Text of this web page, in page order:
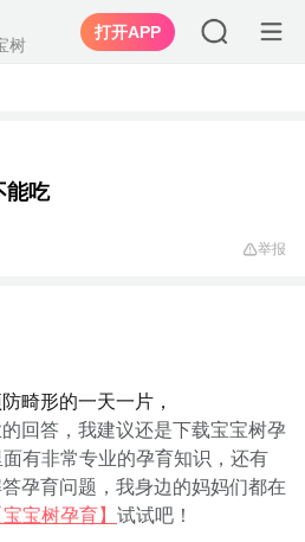
树
打开APP
能吃
举报
畸形的一天一片，
回答，我建议还是下载宝宝树孕
有非常专业的孕育知识，还有
孕育问题，我身边的妈妈们都在
宝树孕育】 试试吧！